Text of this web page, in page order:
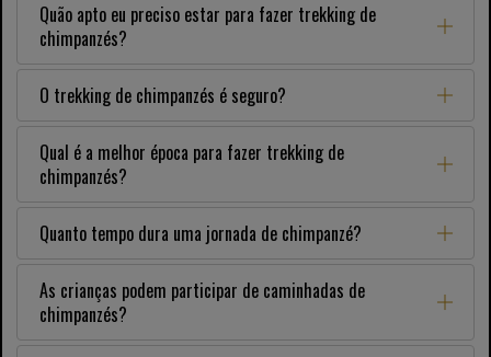
Quão apto eu preciso estar para fazer trekking de
chimpanzés?
O trekking de chimpanzés é seguro?
Qual é a melhor época para fazer trekking de
chimpanzés?
Quanto tempo dura uma jornada de chimpanzé?
As crianças podem participar de caminhadas de
chimpanzés?